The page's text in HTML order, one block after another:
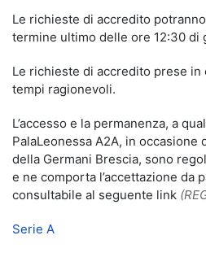
Le richieste di accredito
termine ultimo delle ore 12:30 di
Le richieste di accredito prese in
tempi ragionevoli.
L’accesso e la permanenza, a
PalaLeonessa A2A, in occasione
della Germani Brescia, sono
e ne comporta l’accettazione da
consultabile al seguente link
Serie A